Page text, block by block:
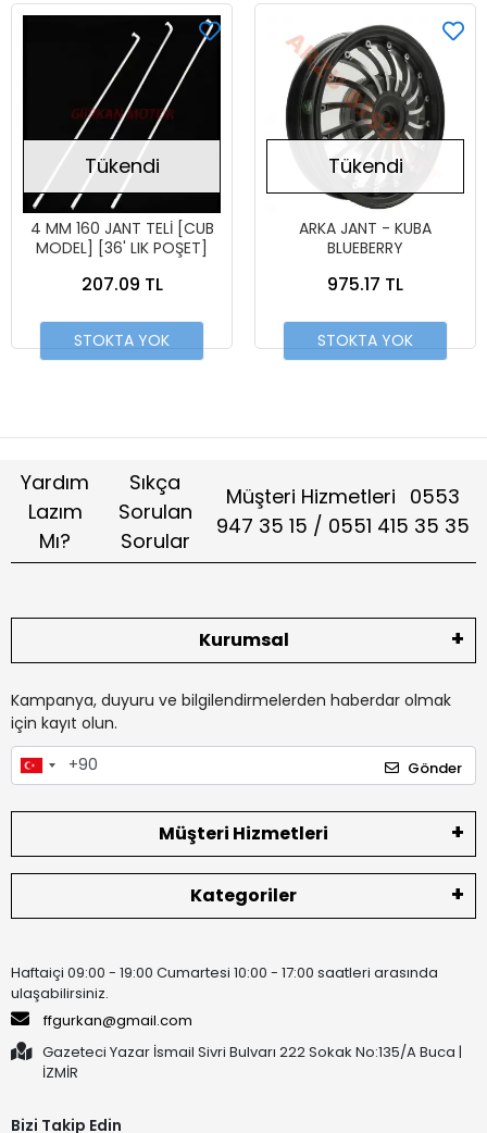
Tükendi
4 MM 160 JANT TELİ [CUB
MODEL] [36' LIK POŞET]
207.09 TL
STOKTA YOK
Tükendi
ARKA JANT - KUBA
BLUEBERRY
975.17 TL
STOKTA YOK
Yardım
Lazım
Mı?
Sıkça
Sorulan
Sorular
Müşteri Hizmetleri 0553
947 35 15 / 0551 415 35 35
Kurumsal
Kampanya, duyuru ve bilgilendirmelerden haberdar olmak
için kayıt olun.
Gönder
Müşteri Hizmetleri
Kategoriler
Haftaiçi 09:00 - 19:00 Cumartesi 10:00 - 17:00 saatleri arasında
ulaşabilirsiniz.
ffgurkan@gmail.com
Gazeteci Yazar İsmail Sivri Bulvarı 222 Sokak No:135/A Buca |
İZMİR
Bizi Takip Edin